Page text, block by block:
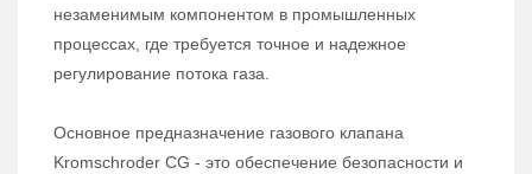
незаменимым компонентом в промышленных
процессах, где требуется точное и надежное
регулирование потока газа.
Основное предназначение газового клапана
Kromschroder CG - это обеспечение безопасности и